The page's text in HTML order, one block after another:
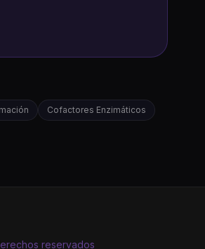
Cofactores Enzimáticos
reservados